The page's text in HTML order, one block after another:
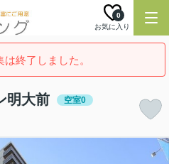
お気に入り
0
終了しました。
明大前 空室0